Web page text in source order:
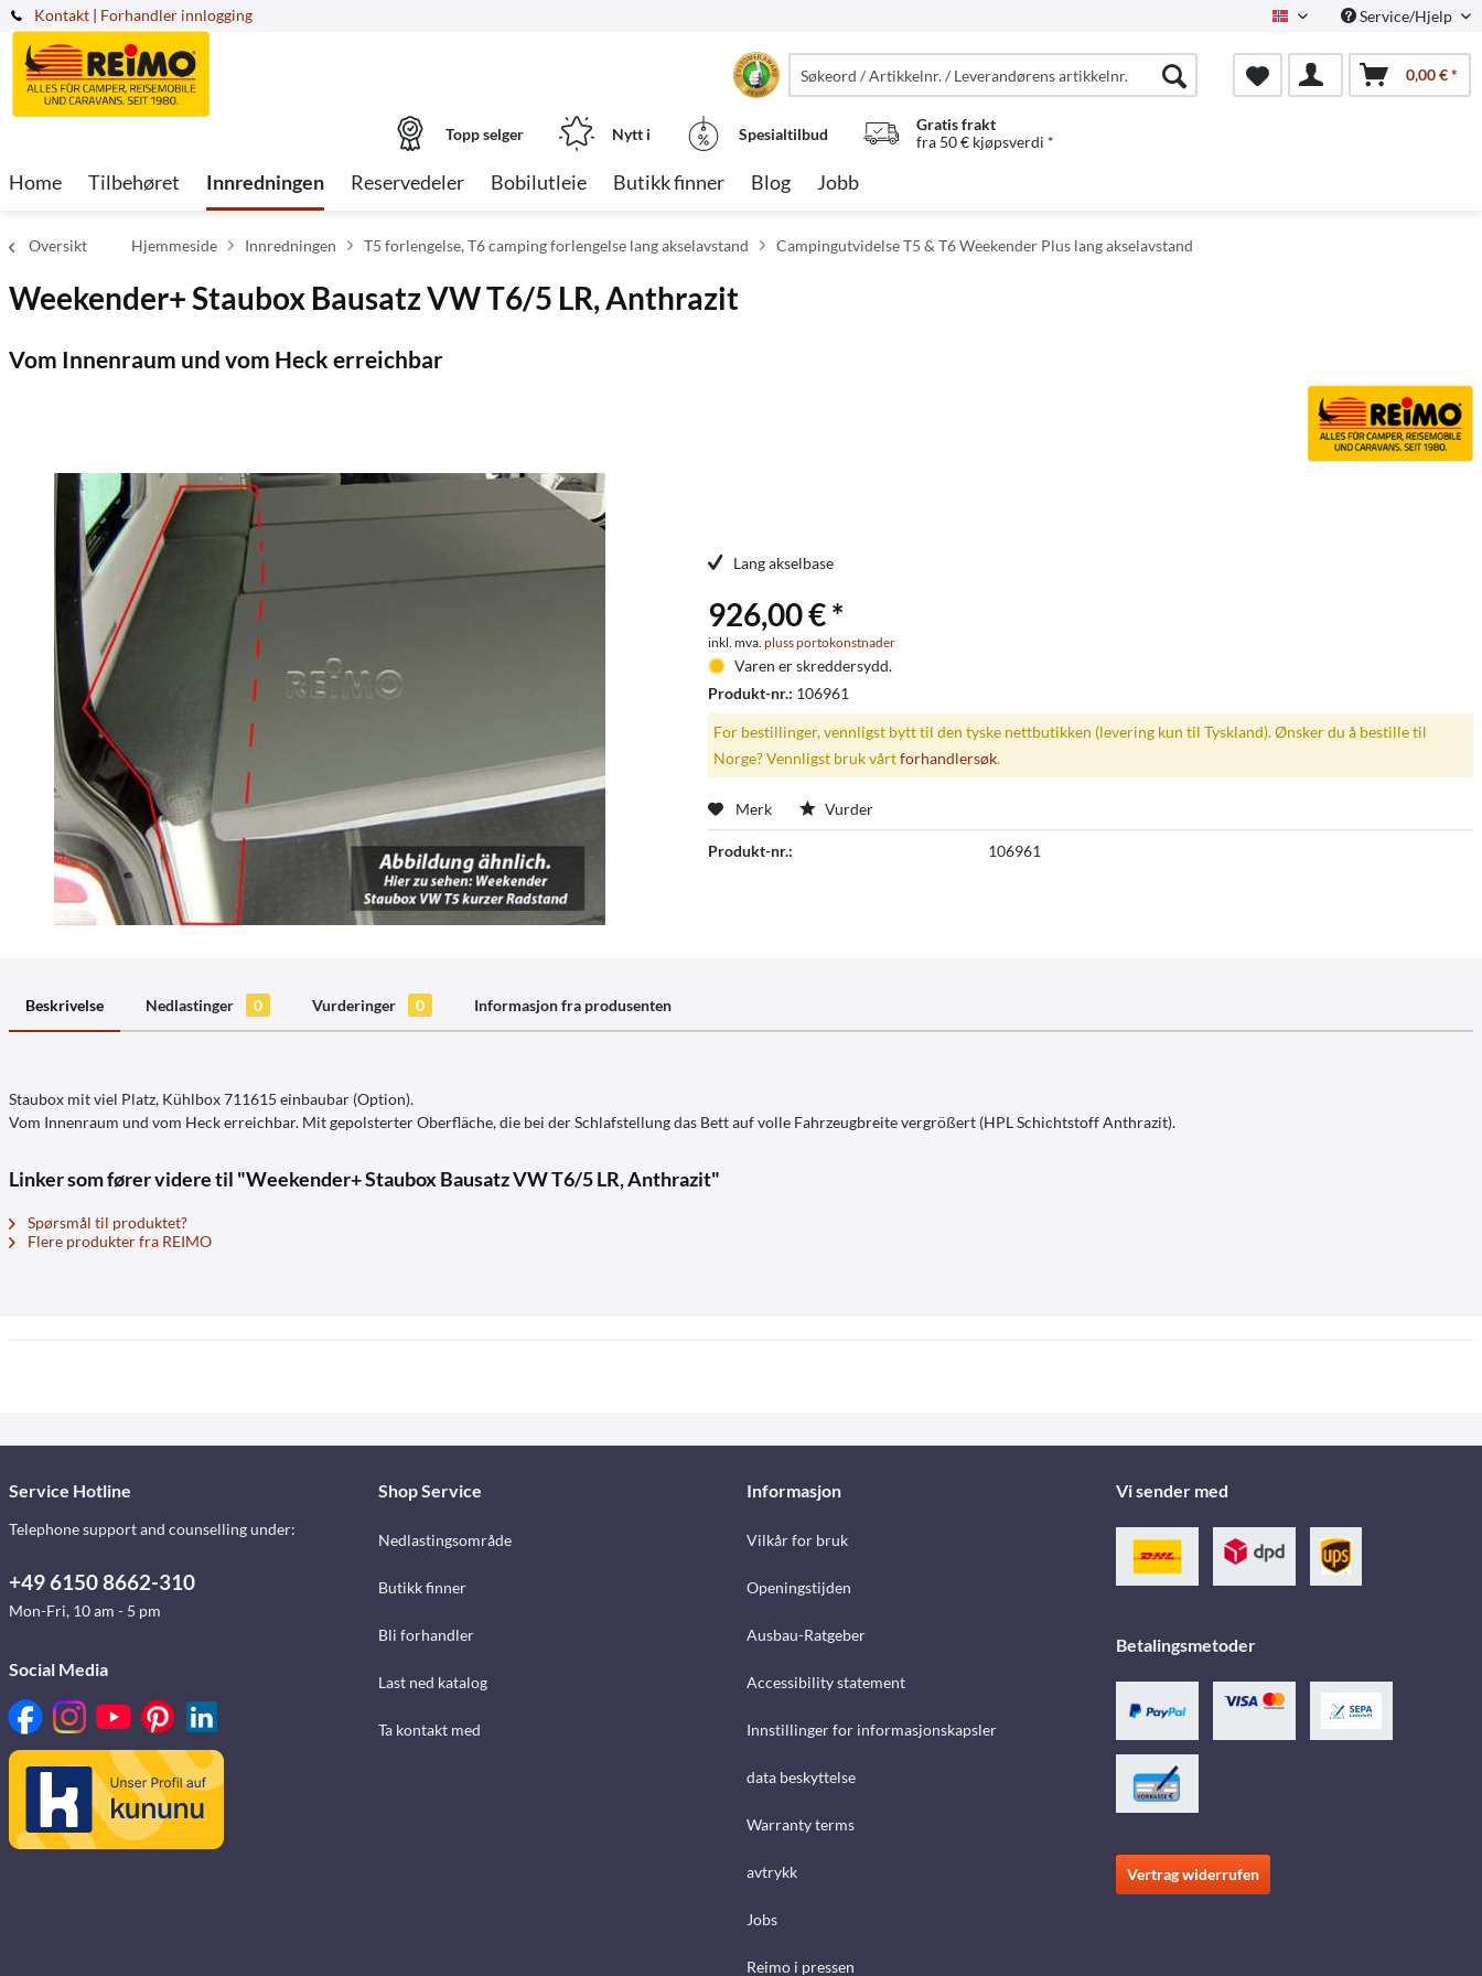
Kontakt NorwegianService/Hjelp
| Forhandler innlogging
0,00 € *
Topp selger Nytt i Spesialtilbud
Gratis frakt
fra 50 € kjøpsverdi *
Home Tilbehøret Innredningen Reservedeler Bobilutleie Butikk finner Blog Jobb
Oversikt Hjemmeside Innredningen T5 forlengelse, T6 camping forlengelse lang akselavstand Campingutvidelse T5 & T6 Weekender Plus lang akselavstand
Weekender+ Staubox Bausatz VW T6/5 LR, Anthrazit
Vom Innenraum und vom Heck erreichbar
Lang akselbase
926,00 € *
inkl. mva.pluss portokonstnader
Varen er skreddersydd.
Produkt-nr.: 106961
For bestillinger, vennligst bytt til den tyske nettbutikken (levering kun til Tyskland). Ønsker du å bestille til
Norge? Vennligst bruk vårtforhandlersøk.
Merk Vurder
Produkt-nr.: 106961
Beskrivelse Nedlastinger 0 Vurderinger 0 Informasjon fra produsenten
Staubox mit viel Platz, Kühlbox 711615 einbaubar (Option).
Vom Innenraum und vom Heck erreichbar. Mit gepolsterter Oberfläche, die bei der Schlafstellung das Bett auf volle Fahrzeugbreite vergrößert (HPL Schichtstoff Anthrazit).
Linker som fører videre til "Weekender+ Staubox Bausatz VW T6/5 LR, Anthrazit"
Spørsmål til produktet?
Flere produkter fra REIMO
Service Hotline
Telephone support and counselling under:
+49 6150 8662-310
Mon-Fri, 10 am - 5 pm
Social Media
Shop Service
Nedlastingsområde
Butikk finner
Bli forhandler
Last ned katalog
Ta kontakt med
Informasjon
Vilkår for bruk
Openingstijden
Ausbau-Ratgeber
Accessibility statement
Innstillinger for informasjonskapsler
data beskyttelse
Warranty terms
avtrykk
Jobs
Reimo i pressen
Vi sender med
Betalingsmetoder
Vertrag widerrufen